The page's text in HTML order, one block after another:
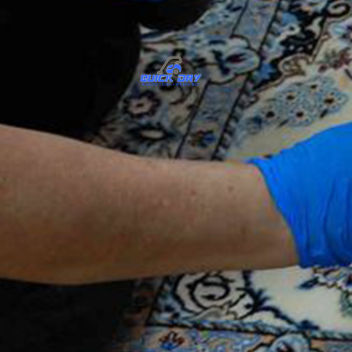
QUICK DRY -